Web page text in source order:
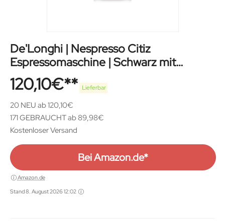
De'Longhi | Nespresso Citiz
Espressomaschine | Schwarz mit
Hochdruckpumpe
120,10€ Lieferbar
20 NEU ab 120,10€
171 GEBRAUCHT ab 89,98€
Kostenloser Versand
Bei Amazon.de*
Amazon.de
Stand 8. August 2026 12:02